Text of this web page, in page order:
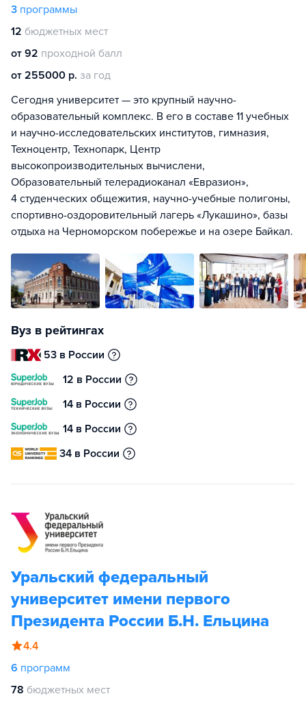
3 программы
12 бюджетных мест
от 92 проходной балл
от 255000 р. за год
Сегодня университет — это крупный научно-
образовательный комплекс. В его в составе 11 учебных
и научно-исследовательских институтов, гимназия,
Техноцентр, Технопарк, Центр
высокопроизводительных вычислени,
Образовательный телерадиоканал «Евразион»,
4 студенческих общежития, научно-учебные полигоны,
спортивно-оздоровительный лагерь «Лукашино», базы
отдыха на Черноморском побережье и на озере Байкал.
Вуз в рейтингах
53 в России
12 в России
14 в России
14 в России
34 в России
Уральский федеральный
университет имени первого
Президента России Б.Н. Ельцина
4.4
6 программ
78 бюджетных мест